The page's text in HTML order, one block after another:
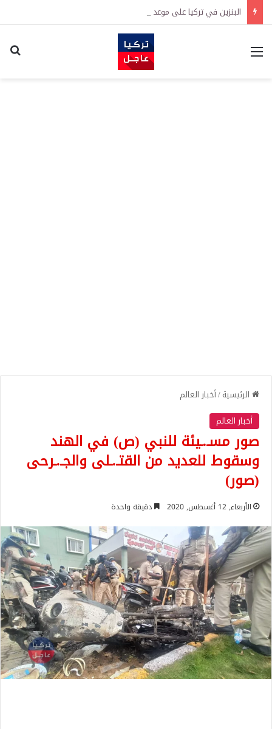
البنزين في تركيا على موعد مع زيادة جديدة.. كم سترتفع الأسعار؟
القائمة
الرئيسية/أخبار العالم
أخبار العالم
صور مسـ.ـيئة للنبي (ص) في الهند
وسقوط للعديد من القتـ.ـلى والجـ.ـرحى
(صور)
الأربعاء, 12 أغسطس, 2020 دقيقة واحدة